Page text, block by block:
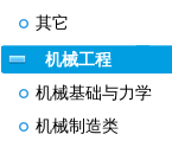
其它
机械工程
机械基础与力学
机械制造类